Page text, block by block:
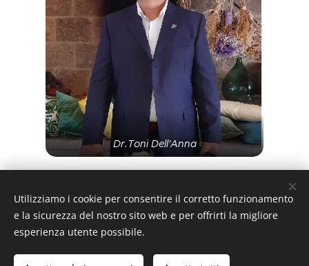
Dr.Toni Dell'Anna
copertinoturismo.it
Utilizziamo i cookie per consentire il corretto funzionamento
e la sicurezza del nostro sito web e per offrirti la migliore
esperienza utente possibile.